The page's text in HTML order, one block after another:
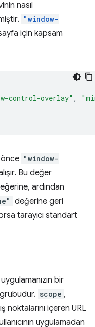
nasıl
"window-
için kapsam
control-overlay" ,
önce "window-
Bu değer
ardından
değerine geri
tarayıcı standart
uygulamanızın bir
scope ,
noktalarını içeren URL
uygulamadan